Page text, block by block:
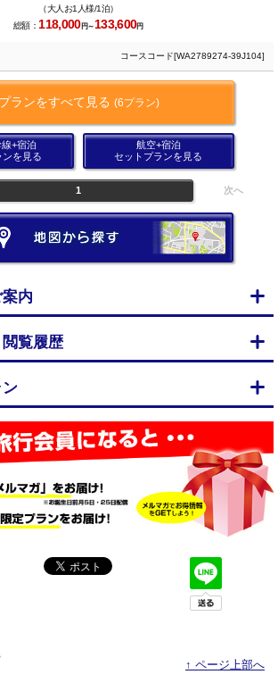
（大人お1人様/1泊）
総額： 118,000円～ 133,600円
コースコード[WA2789274-39J104]
プランをすべて見る (6プラン)
+宿泊
ンを見る
航空+宿泊
セットプランを見る
1 次へ
内
覧履歴
↑ ページ上部へ